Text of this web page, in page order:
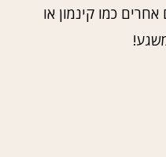
כמו קינמון או